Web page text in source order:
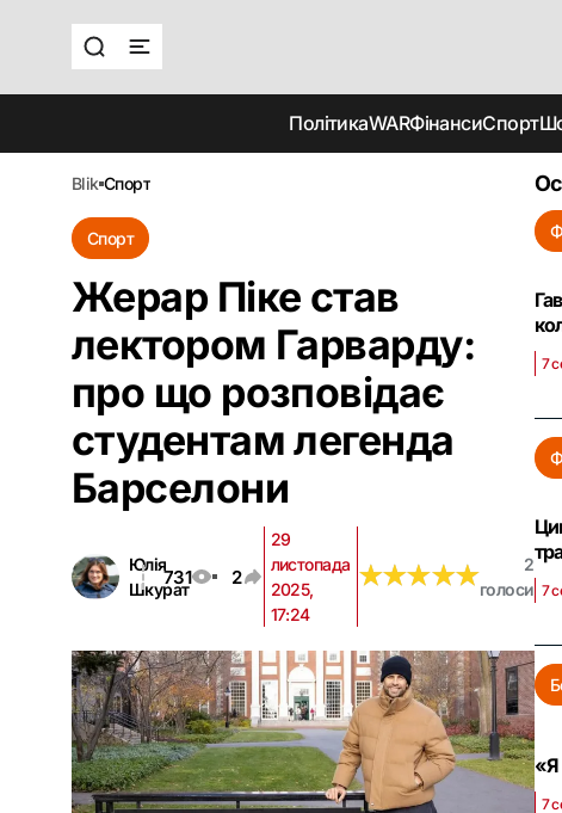
ПолітикаWARФінансиСпорт
blik спорт
Спорт
Жерар Піке став
лектором Гарварду:
про що розповідає
студентам легенда
Барселони
Юлія
Шкурат
731 2
29
листопада
2025,
17:24
★★★★★
★★★★★
2
голоси
7
7
«Я
7